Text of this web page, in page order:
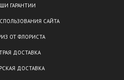
ГАРАНТИИ
САЙТА
ОТ ФЛОРИСТА
ДОСТАВКА
ДОСТАВКА